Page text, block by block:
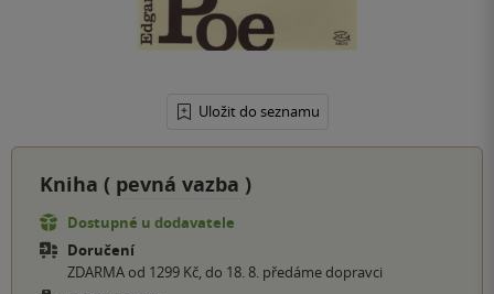
Uložit do seznamu
Kniha ( pevná vazba )
Dostupné u dodavatele
Doručení
ZDARMA od 1299 Kč, do 18. 8. předáme dopravci